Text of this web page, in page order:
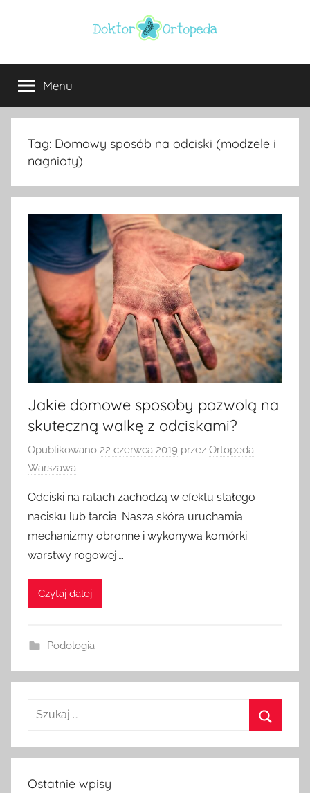
Doktor
ortopeda
Warszawa
usg
Warszawa,
ginekolog,
urolog,
Menu
Tag: Domowy sposób na odciski (modzele i
nagnioty)
Jakie domowe sposoby pozwolą na
skuteczną walkę z odciskami?
Opublikowano 22 czerwca 2019 przez Ortopeda
Warszawa
Odciski na ratach zachodzą w efektu stałego
nacisku lub tarcia. Nasza skóra uruchamia
mechanizmy obronne i wykonywa komórki
warstwy rogowej….
Czytaj dalej
Podologia
Szukaj:
Ostatnie wpisy